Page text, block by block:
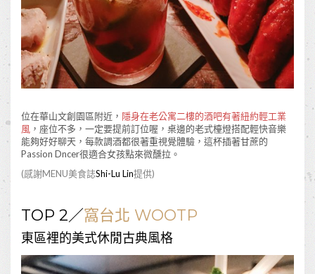
位在華山文創園區附近， 隱身在老公寓二樓的酒吧有著紐約輕工業
風 ，座位不多，一定要提前訂位喔，桌邊的老式檯燈搭配輕快音樂
能夠好好聊天，每款調酒都很著重視覺體驗，這杯插著甘蔗的
Passion Dncer很適合女孩點來微醺拉。
(感謝MENU美食誌Shi-Lu Lin提供)
TOP 2／窩台北 WOOTP
東區裡的美式休閒古典風格